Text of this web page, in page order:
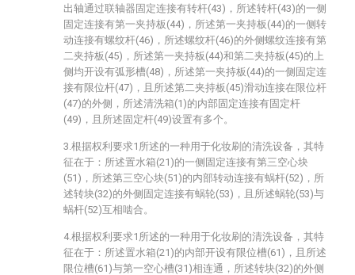
出轴通过联轴器固定连接有转杆(43)，所述转杆(43)的一侧
固定连接有第一夹持板(44)，所述第一夹持板(44)的一侧转
动连接有螺纹杆(46)，所述螺纹杆(46)的外侧螺纹连接有第
二夹持板(45)，所述第一夹持板(44)和第二夹持板(45)的上
侧均开设有弧形槽(48)，所述第一夹持板(44)的一侧固定连
接有限位杆(47)，且所述第二夹持板(45)滑动连接在限位杆
(47)的外侧，所述清洗箱(1)的内部固定连接有固定杆
(49)，且所述固定杆(49)设置有多个。
3.根据权利要求1所述的一种用于化妆刷的清洗设备，其特
征在于：所述置水箱(21)的一侧固定连接有第三空心块
(51)，所述第三空心块(51)的内部转动连接有蜗杆(52)，所
述转块(32)的外侧固定连接有蜗轮(53)，且所述蜗轮(53)与
蜗杆(52)互相啮合。
4.根据权利要求1所述的一种用于化妆刷的清洗设备，其特
征在于：所述置水箱(21)的内部开设有限位槽(61)，且所述
限位槽(61)与第一空心槽(31)相连通，所述转块(32)的外侧